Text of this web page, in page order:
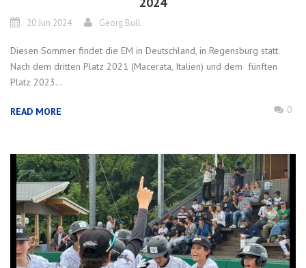
20 Jun 2024 Georg Bull
Diesen Sommer findet die EM in Deutschland, in Regensburg statt.
Nach dem dritten Platz 2021 (Macerata, Italien) und dem fünften
Platz 2023...
READ MORE 0